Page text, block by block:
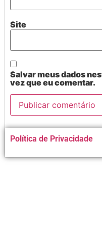
Site
Salvar meus dados
vez que eu comentar.
Alternative:
Política de Privacidade